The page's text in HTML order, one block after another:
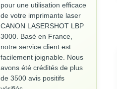
pour une utilisation efficace
de votre imprimante laser
CANON LASERSHOT LBP
3000. Basé en France,
notre service client est
facilement joignable. Nous
avons été crédités de plus
de 3500 avis positifs